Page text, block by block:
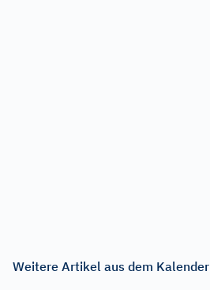
Weitere Artikel aus dem Kalender